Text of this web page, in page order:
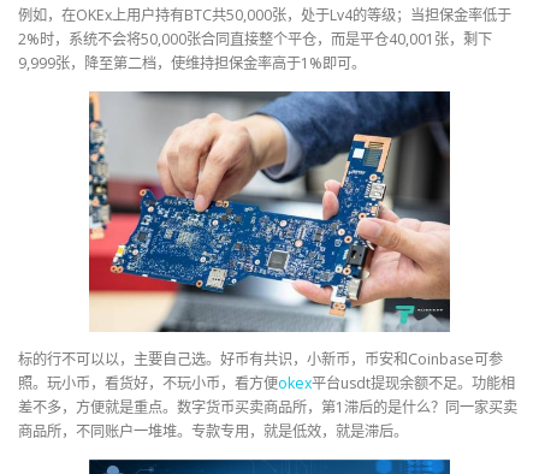
例如，在OKEx上用户持有BTC共50,000张，处于Lv4的等级；当担保金率低于
2%时，系统不会将50,000张合同直接整个平仓，而是平仓40,001张，剩下
9,999张，降至第二档，使维持担保金率高于1%即可。
标的行不可以以，主要自己选。好币有共识，小新币，币安和Coinbase可参
照。玩小币，看货好，不玩小币，看方便okex平台usdt提现余额不足。功能相
差不多，方便就是重点。数字货币买卖商品所，第1滞后的是什么？同一家买卖
商品所，不同账户一堆堆。专款专用，就是低效，就是滞后。